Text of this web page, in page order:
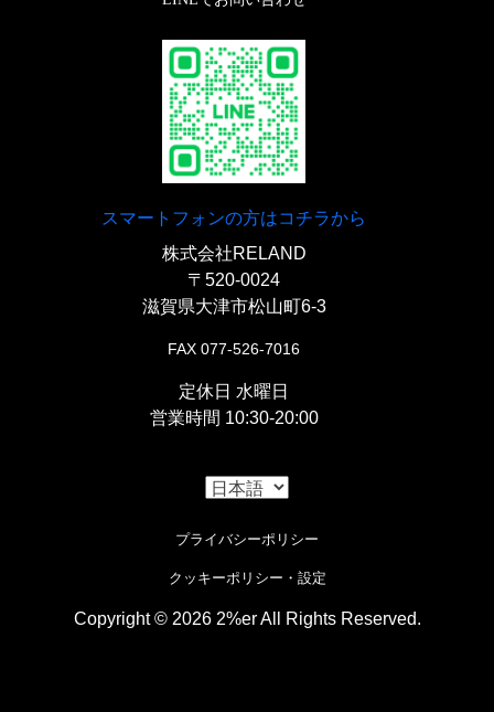
スマートフォンの方はコチラから
株式会社RELAND
〒520-0024
滋賀県大津市松山町6-3
FAX 077-526-7016
定休日 水曜日
営業時間 10:30-20:00
プライバシーポリシー
クッキーポリシー・設定
Copyright © 2026 2%er All Rights Reserved.